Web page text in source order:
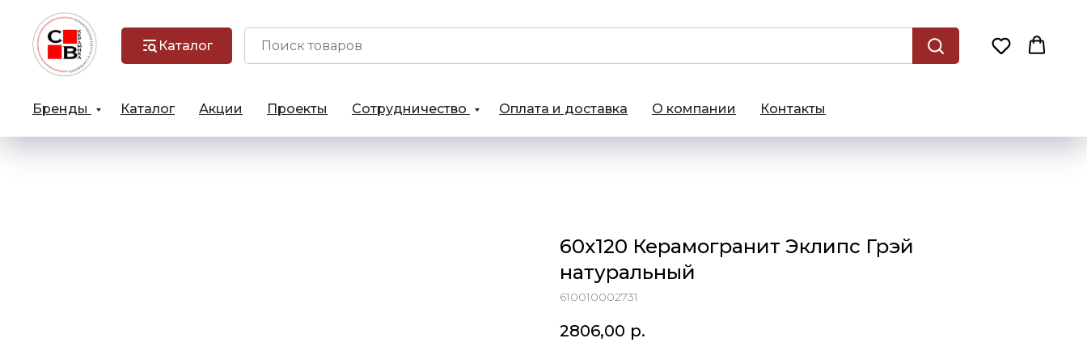
Каталог
Бренды Каталог Акции Проекты Сотрудничество Оплата и доставка О компании Контакты
60x120 Керамогранит Эклипс Грэй
натуральный
610010002731
2806,00 р.